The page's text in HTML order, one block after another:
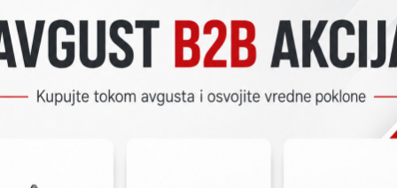
Mrežni snimači - NVR (Network video recorder)
Mrežni snimači - NVR
Mrežni video snimač (NVR) je
koji video zapis snima u digitalnom formatu
uređaj za masovno skladištenje podataka.